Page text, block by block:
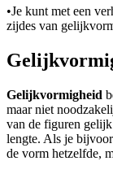
•Je kunt met een
zijdes van
Gelijkvormigheid
maar niet
van de figuren
lengte. Als je
de vorm hetzelfde,